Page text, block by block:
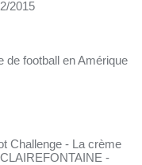
2015
de football en Amérique
Challenge - La crème
-